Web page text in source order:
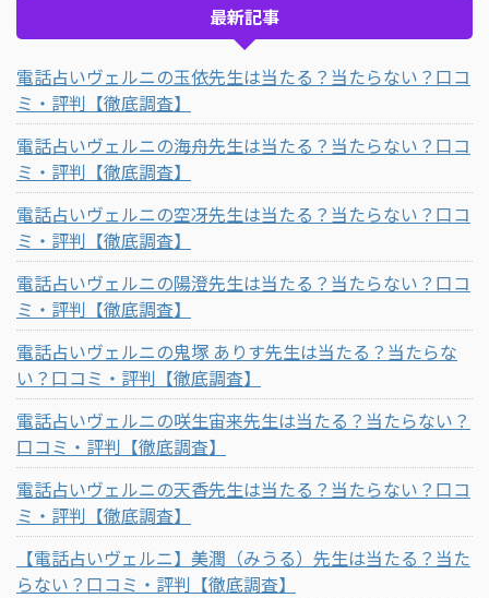
最新記事
電話占いヴェルニの玉依先生は当たる？当たらない？口コ
ミ・評判【徹底調査】
電話占いヴェルニの海舟先生は当たる？当たらない？口コ
ミ・評判【徹底調査】
電話占いヴェルニの空冴先生は当たる？当たらない？口コ
ミ・評判【徹底調査】
電話占いヴェルニの陽澄先生は当たる？当たらない？口コ
ミ・評判【徹底調査】
電話占いヴェルニの鬼塚 ありす先生は当たる？当たらな
い？口コミ・評判【徹底調査】
電話占いヴェルニの咲生宙来先生は当たる？当たらない？
口コミ・評判【徹底調査】
電話占いヴェルニの天香先生は当たる？当たらない？口コ
ミ・評判【徹底調査】
【電話占いヴェルニ】美潤（みうる）先生は当たる？当た
らない？口コミ・評判【徹底調査】